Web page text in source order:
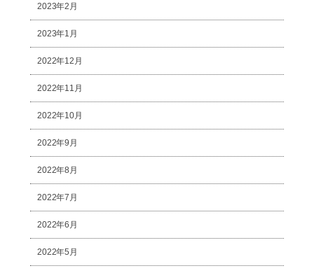
2023年2月
2023年1月
2022年12月
2022年11月
2022年10月
2022年9月
2022年8月
2022年7月
2022年6月
2022年5月